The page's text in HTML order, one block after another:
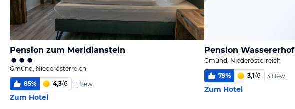
Pension zum Meridianstein
Gmünd, Niederösterreich
85% 4,3/6 11 Bew.
Zum Hotel
Pension Wassererhof
Gmünd, Niederösterreich
79% 3,1/6 3 Bew.
Zum Hotel